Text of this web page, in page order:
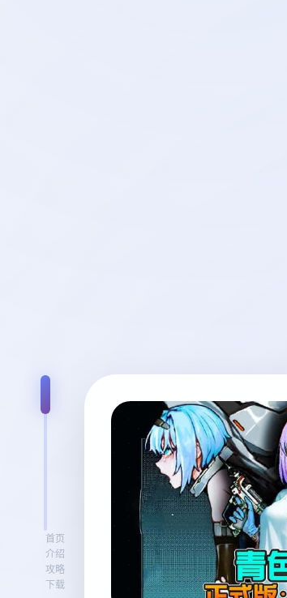
首页
介绍
攻略
下载